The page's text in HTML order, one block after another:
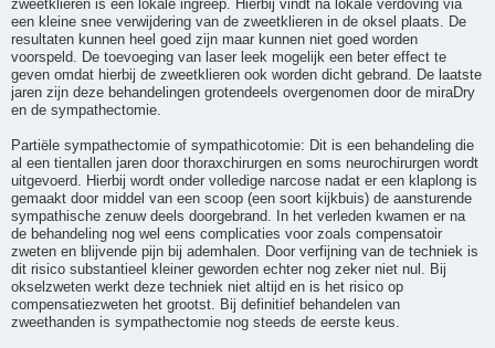
zweetklieren is een lokale ingreep. Hierbij vindt na lokale verdoving via
een kleine snee verwijdering van de zweetklieren in de oksel plaats. De
resultaten kunnen heel goed zijn maar kunnen niet goed worden
voorspeld. De toevoeging van laser leek mogelijk een beter effect te
geven omdat hierbij de zweetklieren ook worden dicht gebrand. De laatste
jaren zijn deze behandelingen grotendeels overgenomen door de miraDry
en de sympathectomie.
Partiële sympathectomie of sympathicotomie: Dit is een behandeling die
al een tientallen jaren door thoraxchirurgen en soms neurochirurgen wordt
uitgevoerd. Hierbij wordt onder volledige narcose nadat er een klaplong is
gemaakt door middel van een scoop (een soort kijkbuis) de aansturende
sympathische zenuw deels doorgebrand. In het verleden kwamen er na
de behandeling nog wel eens complicaties voor zoals compensatoir
zweten en blijvende pijn bij ademhalen. Door verfijning van de techniek is
dit risico substantieel kleiner geworden echter nog zeker niet nul. Bij
okselzweten werkt deze techniek niet altijd en is het risico op
compensatiezweten het grootst. Bij definitief behandelen van
zweethanden is sympathectomie nog steeds de eerste keus.